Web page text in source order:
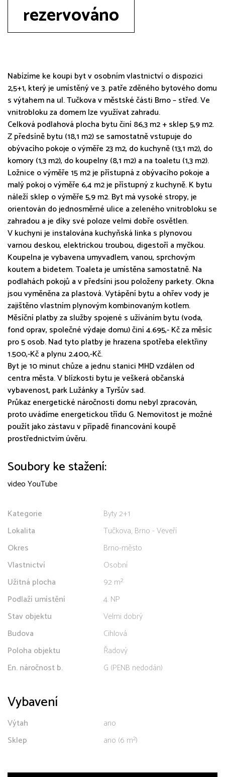
rezervováno
Nabízíme ke koupi byt v osobním vlastnictví o dispozici
2,5+1, který je umístěný ve 3. patře zděného bytového domu
s výtahem na ul. Tučkova v městské části Brno – střed. Ve
vnitrobloku za domem lze využívat zahradu.
Celková podlahová plocha bytu činí 86,3 m2 + sklep 5,9 m2.
Z předsíně bytu (18,1 m2) se samostatně vstupuje do
obývacího pokoje o výměře 23 m2, do kuchyně (13,1 m2), do
komory (1,3 m2), do koupelny (8,1 m2) a na toaletu (1,3 m2).
Ložnice o výměře 15 m2 je přístupná z obývacího pokoje a
malý pokoj o výměře 6,4 m2 je přístupný z kuchyně. K bytu
náleží sklep o výměře 5,9 m2. Byt má vysoké stropy, je
orientován do jednosměrné ulice a zeleného vnitrobloku se
zahradou a je díky své poloze velmi dobře osvětlen.
V kuchyni je instalována kuchyňská linka s plynovou
varnou deskou, elektrickou troubou, digestoří a myčkou.
Koupelna je vybavena umyvadlem, vanou, sprchovým
koutem a bidetem. Toaleta je umístěna samostatně. Na
podlahách pokojů a v předsíni jsou položeny parkety. Okna
jsou vyměněna za plastová. Vytápění bytu a ohřev vody je
zajištěno vlastním plynovým kombinovaným kotlem.
Měsíční platby za služby spojené s užíváním bytu (voda,
fond oprav, společné výdaje domu) činí 4.695,- Kč za měsíc
pro 5 osob. Nad tyto platby je hrazena spotřeba elektřiny
1.500,-Kč a plynu 2.400,-Kč.
Byt je 10 minut chůze a jednu stanici MHD vzdálen od
centra města. V blízkosti bytu je veškerá občanská
vybavenost, park Lužánky a Tyršův sad.
Průkaz energetické náročnosti domu nebyl zpracován,
proto uvádíme energetickou třídu G. Nemovitost je možné
použít jako zástavu v případě financování koupě
prostřednictvím úvěru.
Soubory ke stažení:
video YouTube
Kategorie
Byty 2+1
Lokalita
Tučkova, Brno - Veveří
Okres
Brno-město
Vlastnictví
Osobní
Užitná plocha
92 m²
Podlaží umístění
4. NP
Stav objektu
Velmi dobrý
Budova
Cihlová
Poloha objektu
Řadový
En. náročnost b.
G (PENB nedodán)
Vybavení
Výtah
ano
Sklep
ano (6 m²)